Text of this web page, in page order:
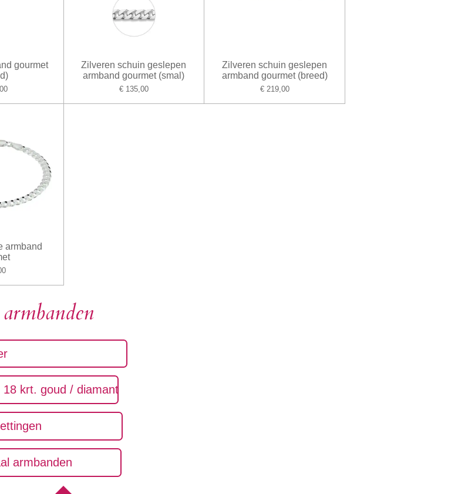
gourmet
Zilveren schuin geslepen
armband gourmet (smal)
€ 135,00
Zilveren schuin geslepen
armband gourmet (breed)
€ 219,00
armband
met leer
krt. goud / diamant
kettingen
/ kraal armbanden